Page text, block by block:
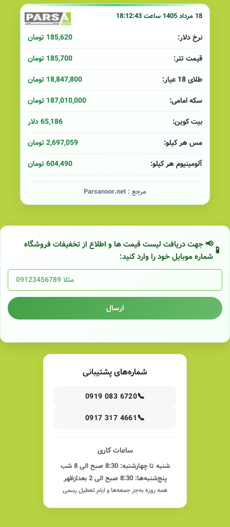
18 مرداد 1405 ساعت 18:12:43
نرخ دلار:
185,620 تومان
قیمت تتر:
185,700 تومان
طلای 18 عیار:
18,847,800 تومان
سکه امامی:
187,010,000 تومان
بیت کوین:
65,186 دلار
مس هر کیلو:
2,697,059 تومان
آلومینیوم هر کیلو:
604,490 تومان
مرجع : Parsanoor.net
📢 جهت دریافت لیست قیمت ها و اطلاع از تخفیفات فروشگاه
شماره موبایل خود را وارد کنید:
ارسال
شماره‌های پشتیبانی
📞
0919 083 6720
📞
0917 317 4661
ساعات کاری
شنبه تا چهارشنبه: 8:30 صبح الی 8 شب
پنج‌شنبه‌ها: 8:30 صبح الی 2 بعدازظهر
همه روزه به‌جز جمعه‌ها و ایام تعطیل رسمی